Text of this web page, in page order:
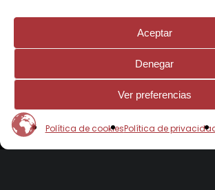
Aceptar
Denegar
Ver preferencias
Política de cookiesPolítica de
Ayuda Impulso al contrato de
alternancia para personas
Cofinanciado por la Unión